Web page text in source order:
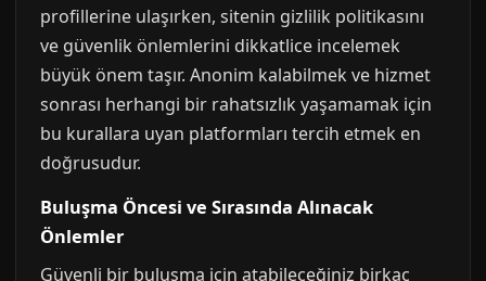
profillerine ulaşırken, sitenin gizlilik politikasını
ve güvenlik önlemlerini dikkatlice incelemek
büyük önem taşır. Anonim kalabilmek ve hizmet
sonrası herhangi bir rahatsızlık yaşamamak için
bu kurallara uyan platformları tercih etmek en
doğrusudur.
Buluşma Öncesi ve Sırasında Alınacak
Önlemler
Güvenli bir buluşma için atabileceğiniz birkaç